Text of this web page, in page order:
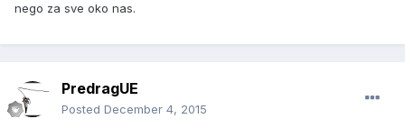
nego za sve oko nas.
PredragUE
Posted December 4, 2015